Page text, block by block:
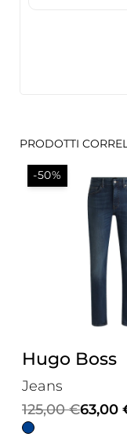
PRODOTTI
-50%
Hugo Boss
Jeans
125,00€
Il
prezzo
63,00
Il
prezzo